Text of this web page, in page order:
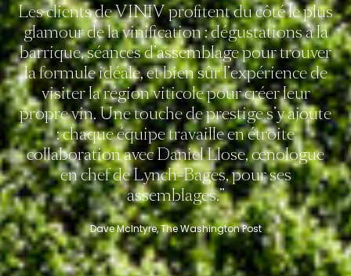
Les clients de VINIV profitent du côté le plus
glamour de la vinification : dégustations à la
barrique, séances d’assemblage pour trouver
la formule idéale, et bien sûr l’expérience de
visiter la région viticole pour créer leur
propre vin. Une touche de prestige s’y ajoute
: chaque équipe travaille en étroite
collaboration avec Daniel Llose, œnologue
en chef de Lynch-Bages, pour ses
assemblages.”
Dave McIntyre, The Washington Post